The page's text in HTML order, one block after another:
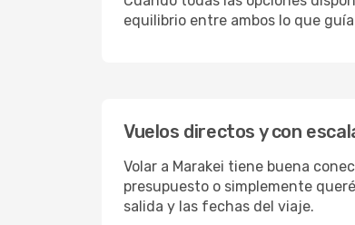
equilibrio entre ambos lo que
Vuelos directos y con
Volar a Marakei tiene buena
presupuesto o simplemente
salida y las fechas del viaje.